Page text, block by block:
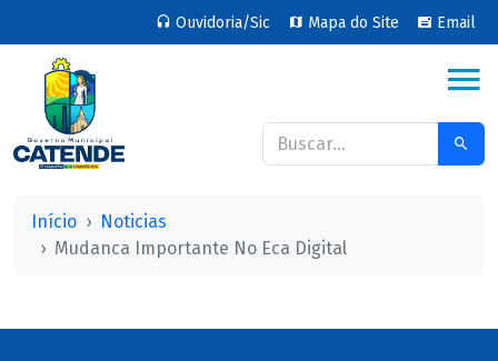
Ouvidoria/Sic Mapa do Site Email
Início
Noticias
Mudanca Importante No Eca Digital